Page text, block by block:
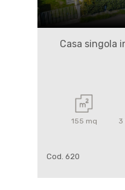
Casa singola
155 mq 3
Cod. 620